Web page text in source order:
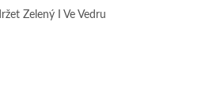
Zelený I Ve Vedru